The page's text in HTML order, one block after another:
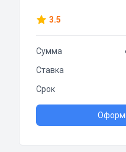
3.5
Сумма
Ставка
Срок